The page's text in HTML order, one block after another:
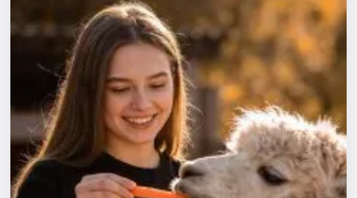
Экскурсии
Спорт
События